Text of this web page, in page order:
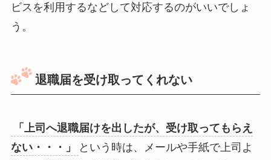
ビスを利用するなどして対応するのがいいでしょ
う。
退職届を受け取ってくれない
「上司へ退職届けを出したが、受け取ってもらえ
ない・・・」
という時は、メールや手紙で上司よ